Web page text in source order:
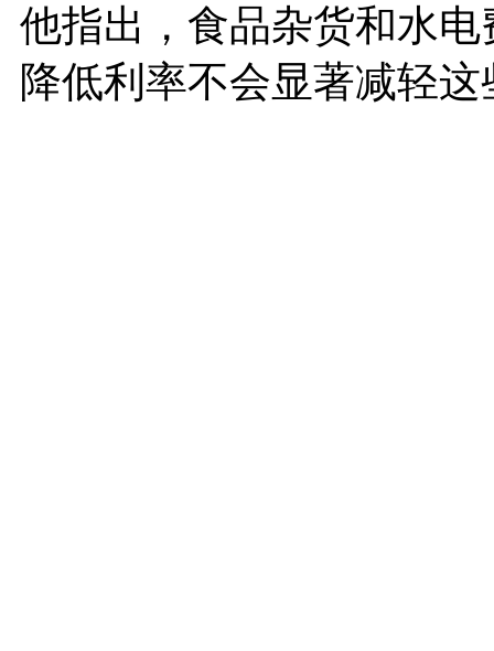
他指出，食品杂货和水
降低利率不会显著减轻